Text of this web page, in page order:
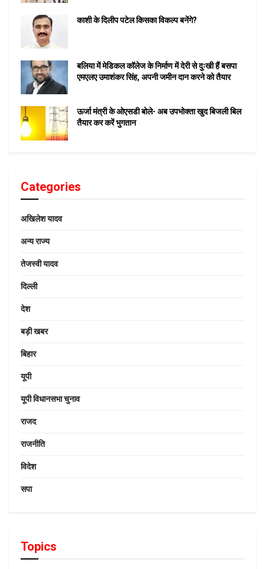
काशी के दिलीप पटेल किसका विकल्प बनेंगे?
बलिया में मेडिकल कॉलेज के निर्माण में देरी से दुःखी हैं बसपा
एमएलए उमाशंकर सिंह, अपनी जमीन दान करने को तैयार
ऊर्जा मंत्री के ओएसडी बोले- अब उपभोक्ता खुद बिजली बिल
तैयार कर करें भुगतान
Categories
अखिलेश यादव
अन्य राज्य
तेजस्वी यादव
दिल्ली
देश
बड़ी खबर
बिहार
यूपी
यूपी विधानसभा चुनाव
राजद
राजनीति
विदेश
सपा
Topics